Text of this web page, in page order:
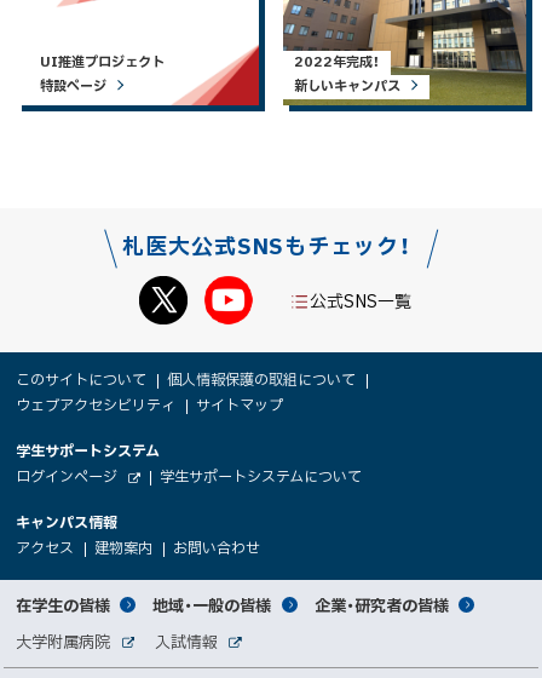
UI推進プロジェクト
特設ページ
2022年完成！
新しいキャンパス
札医大公式SNSもチェック！
公式SNS一覧
サ
ト
報
このサイトについて
個人情報保護の取組について
ウェブアクセシビリティ
サイトマップ
大
学
関
者
向
学生サポートシステム
ログインページ
イ
ト
（
新
ィ
ド
ウ
で
開
き
ま
学生サポートシステムについて
キャンパス情報
アクセス
（
新
規
ウ
ィ
ン
ド
ウ
建物案内
（
新
規
ウ
ィ
ン
ド
ウ
お問い合わせ
規
ウ
ィ
ウ
サ
イ
対
象
者
在学生の皆様 地域・一般の皆様 企業・研究者の皆様
関
大学附属病院 入試情報